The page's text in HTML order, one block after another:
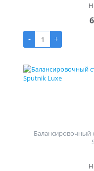
-
+
Балансировочный